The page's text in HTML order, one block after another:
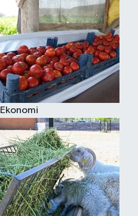
Ekonomi
Kültür Sanat
Sağlık
Siyaset
Teknoloji
Televizyon
Yaşam-Çevre